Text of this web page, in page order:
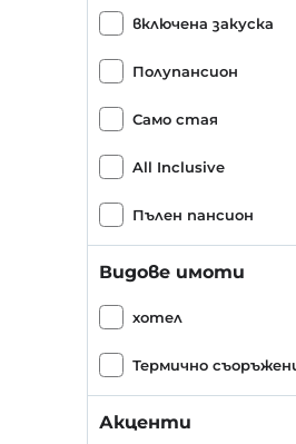
включена закуска
Полупансион
Само стая
All Inclusive
Пълен пансион
Видове имоти
хотел
Термично
Акценти